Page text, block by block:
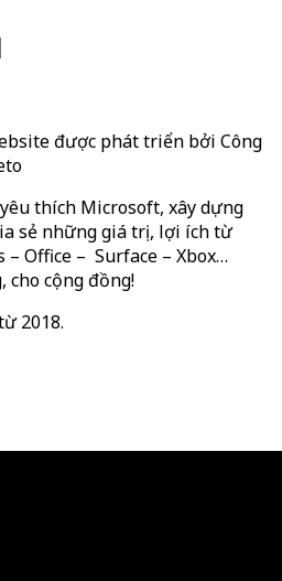
được phát triển bởi Công
thích Microsoft, xây dựng
sẻ những giá trị, lợi ích từ
Office – Surface – Xbox…
cho cộng đồng!
2018.